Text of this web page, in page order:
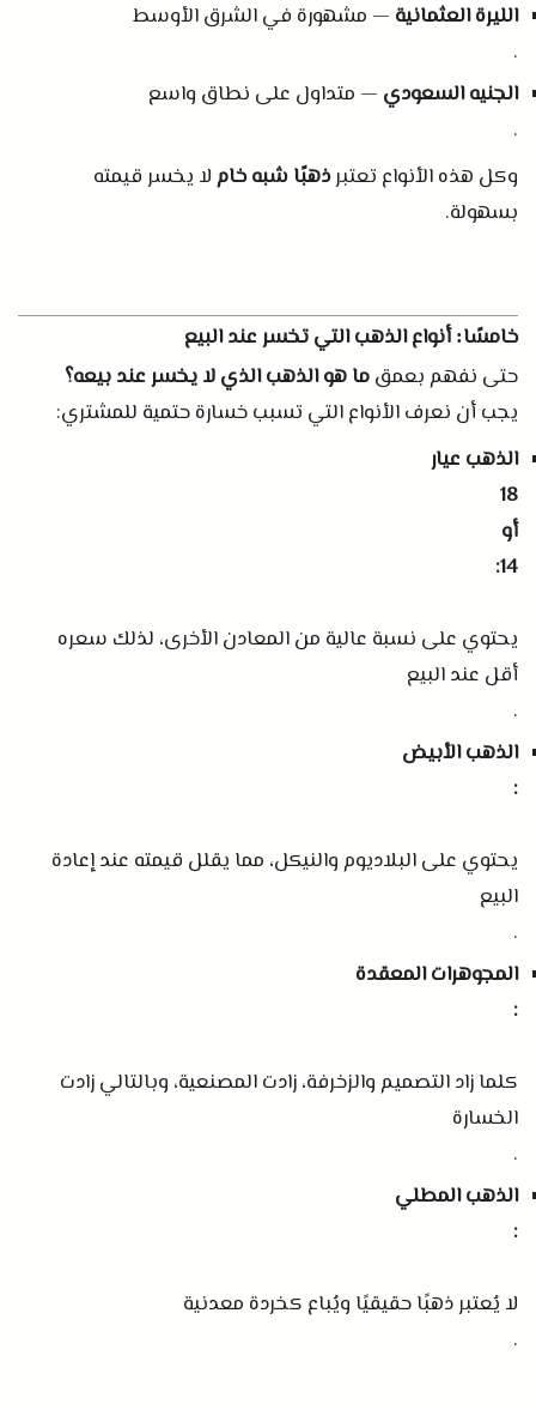
الليرة العثمانية — مشهورة في الشرق الأوسط
.
الجنيه السعودي — متداول على نطاق واسع
.
وكل هذه الأنواع تعتبرذهبًا شبه خام لا يخسر قيمته
بسهولة.
خامسًا:أنواع الذهب التي تخسر عند البيع
حتى نفهم بعمقما هو الذهب الذي لا يخسر عند بيعه؟
يجب أن نعرف الأنواع التي تسبب خسارة حتمية للمشتري:
الذهب عيار
18
أو
14:
يحتوي على نسبة عالية من المعادن الأخرى، لذلك سعره
أقل عند البيع
.
الذهب الأبيض
:
يحتوي على البلاديوم والنيكل، مما يقلل قيمته عند إعادة
البيع
.
المجوهرات المعقدة
:
كلما زاد التصميم والزخرفة، زادت المصنعية، وبالتالي زادت
الخسارة
.
الذهب المطلي
:
لا يُعتبر ذهبًا حقيقيًا ويُباع كخردة معدنية
.